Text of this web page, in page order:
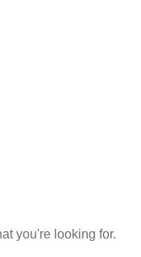
you're looking for.